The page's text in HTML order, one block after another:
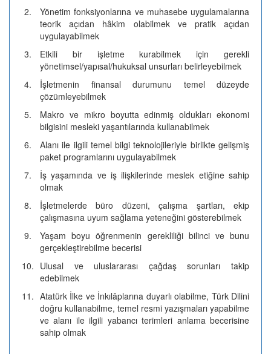
2.
Yönetim fonksiyonlarına ve muhasebe uygulamalarına
teorik açıdan hâkim olabilmek ve pratik açıdan
uygulayabilmek
3.
Etkili bir işletme kurabilmek için gerekli
yönetimsel/yapısal/hukuksal unsurları belirleyebilmek
4.
İşletmenin finansal durumunu temel düzeyde
çözümleyebilmek
5.
Makro ve mikro boyutta edinmiş oldukları ekonomi
bilgisini mesleki yaşantılarında kullanabilmek
6.
Alanı ile ilgili temel bilgi teknolojileriyle birlikte gelişmiş
paket programlarını uygulayabilmek
7.
İş yaşamında ve iş ilişkilerinde meslek etiğine sahip
olmak
8.
İşletmelerde büro düzeni, çalışma şartları, ekip
çalışmasına uyum sağlama yeteneğini gösterebilmek
9.
Yaşam boyu öğrenmenin gerekliliği bilinci ve bunu
gerçekleştirebilme becerisi
10. Ulusal ve uluslararası çağdaş sorunları takip
edebilmek
11. Atatürk İlke ve İnkılâplarına duyarlı olabilme, Türk Dilini
doğru kullanabilme, temel resmi yazışmaları yapabilme
ve alanı ile ilgili yabancı terimleri anlama becerisine
sahip olmak